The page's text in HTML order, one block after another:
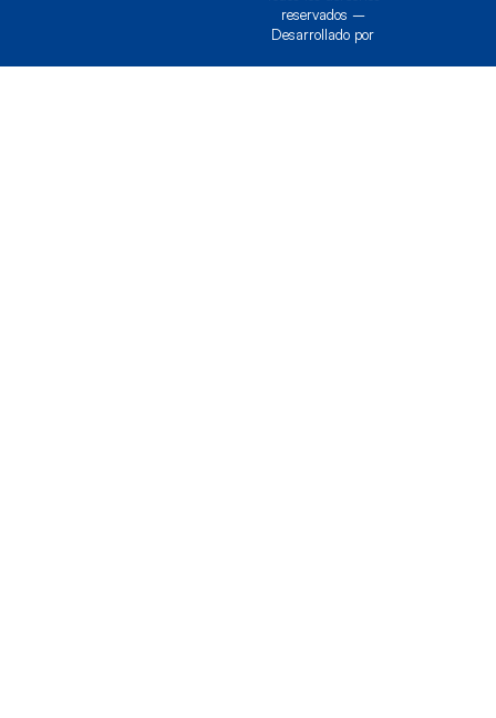
reservados –
Desarrollado por